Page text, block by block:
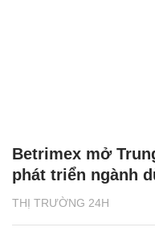
THỊ TRƯỜNG 24H
Betrimex mở
phát triển ngành